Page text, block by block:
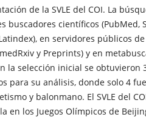
de la SVLE del COI. La
buscadores científicos (PubMed,
Latindex), en servidores públicos
y Preprints) y en
la selección inicial se obtuvieron
para su análisis, donde solo 4
y balonmano. El SVLE del
en los Juegos Olímpicos de